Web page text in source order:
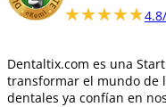
★★★★★
★★★★★
Dentaltix.com es una
transformar el mundo de
dentales ya confían en